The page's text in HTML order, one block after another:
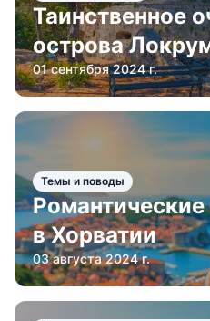
Таинственное
острова
01 сентября 2024 г.
Темы и поводы
в Хорватии
03 августа 2024 г.